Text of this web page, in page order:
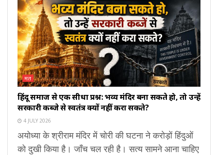
मत
हिंदू समाज से एक सीधा प्रश्न: भव्य मंदिर बना सकते हो, तो उन्हें
सरकारी कब्जे से स्वतंत्र क्यों नहीं करा सकते?
4 JULY 2026
अयोध्या के श्रीराम मंदिर में चोरी की घटना ने करोड़ों हिंदुओं
को दुखी किया है। जाँच चल रही है। सत्य सामने आना चाहिए